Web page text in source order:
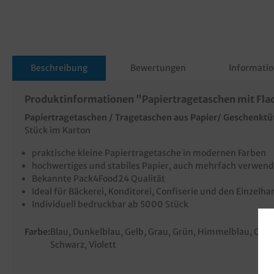
Beschreibung Bewertungen
Produktinformationen "Papiertragetaschen mit
Papiertragetaschen / Tragetaschen aus Papier/
Stück im Karton
praktische kleine Papiertragetasche in modernen Farben
hochwertiges und stabiles Papier, auch mehrfach
Bekannte Pack4Food24 Qualität
Ideal für Bäckerei, Konditorei, Confiserie und den
Individuell bedruckbar ab 5000 Stück
Farbe:Blau , Dunkelblau , Gelb , Grau , Grün , Himmelblau ,
Schwarz , Violett